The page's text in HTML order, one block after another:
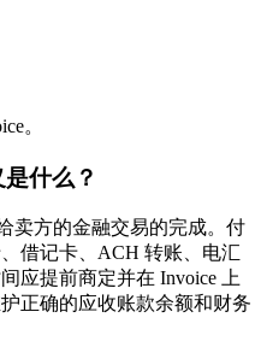
。
什么？
卖方的金融交易的完成。付
借记卡、ACH 转账、电汇
应提前商定并在 Invoice 上
正确的应收账款余额和财务